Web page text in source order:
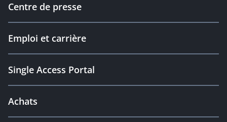
Centre de presse
Emploi et carrière
Single Access Portal
Achats